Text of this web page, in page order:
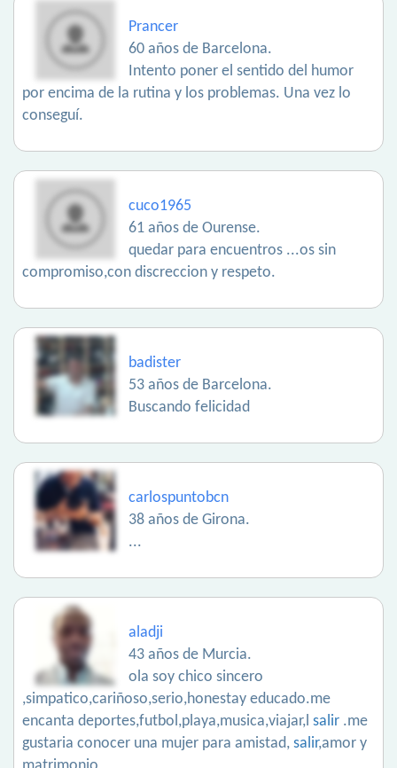
Prancer
60 años de Barcelona.
Intento poner el sentido del humor
por encima de la rutina y los problemas. Una vez lo
conseguí.
cuco1965
61 años de Ourense.
quedar para encuentros ...os sin
compromiso,con discreccion y respeto.
badister
53 años de Barcelona.
Buscando felicidad
carlospuntobcn
38 años de Girona.
...
aladji
43 años de Murcia.
ola soy chico sincero
,simpatico,cariñoso,serio,honestay educado.me
encanta deportes,futbol,playa,musica,viajar,l salir .me
gustaria conocer una mujer para amistad, salir,amor y